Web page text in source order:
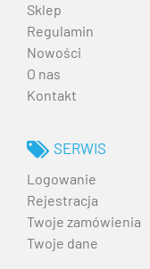
Sklep
Regulamin
Nowości
O nas
Kontakt
SERWIS
Logowanie
Rejestracja
Twoje zamówienia
Twoje dane